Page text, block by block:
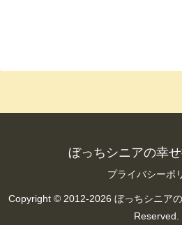
ぼっちシニアの幸
プライバシーポ
Copyright © 2012-2026 ぼっちシニア
Reserved.